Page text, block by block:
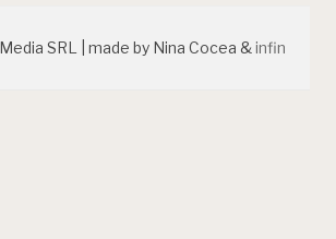
SRL | made by Nina Cocea &infin